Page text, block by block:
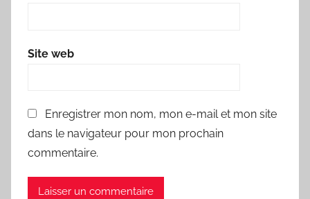
Site web
Enregistrer mon nom, mon e-mail et mon site
dans le navigateur pour mon prochain
commentaire.